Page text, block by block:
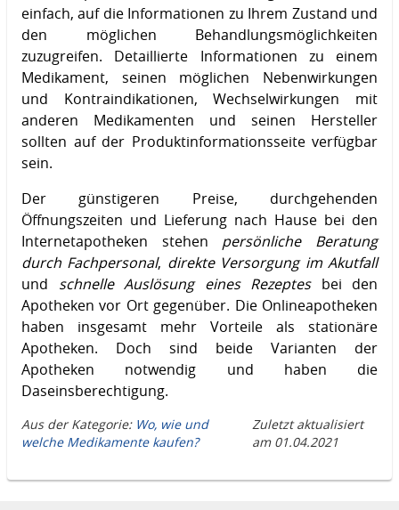
einfach, auf die Informationen zu Ihrem Zustand und
den möglichen Behandlungsmöglichkeiten
zuzugreifen. Detaillierte Informationen zu einem
Medikament, seinen möglichen Nebenwirkungen
und Kontraindikationen, Wechselwirkungen mit
anderen Medikamenten und seinen Hersteller
sollten auf der Produktinformationsseite verfügbar
sein.
Der günstigeren Preise, durchgehenden
Öffnungszeiten und Lieferung nach Hause bei den
Internetapotheken stehen persönliche Beratung
durch Fachpersonal, direkte Versorgung im Akutfall
und schnelle Auslösung eines Rezeptesbei den
Apotheken vor Ort gegenüber. Die Onlineapotheken
haben insgesamt mehr Vorteile als stationäre
Apotheken. Doch sind beide Varianten der
Apotheken notwendig und haben die
Daseinsberechtigung.
Aus der Kategorie: Wo, wie und
welche Medikamente kaufen?
Zuletzt aktualisiert
am 01.04.2021